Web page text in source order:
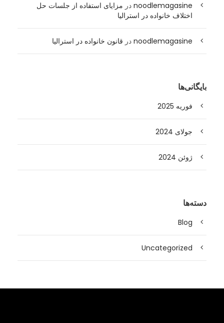
noodlemagasine در مزایای استفاده از جلسات حل
اختلاف خانواده در استرالیا
noodlemagasine در قانون خانواده در استرالیا
بایگانی‌ها
فوریه 2025
جولای 2024
ژوئن 2024
دسته‌ها
Blog
Uncategorized